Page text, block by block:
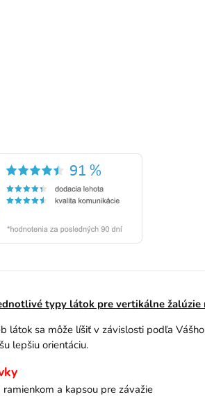
typy látok pre vertikálne žalúzie
látok sa môže líšiť v závislosti podľa
lepšiu orientáciu.
a kapsou pre závažie